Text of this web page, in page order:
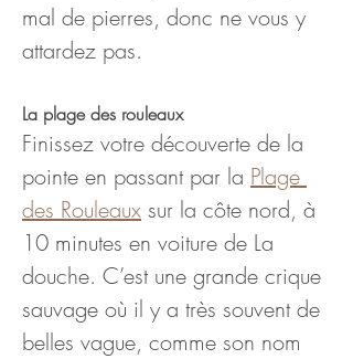
mal de pierres, donc ne vous y
attardez pas.
La plage des rouleaux
Finissez votre découverte de la
pointe en passant par la Plage
des Rouleaux sur la côte nord, à
10 minutes en voiture de La
douche. C’est une grande crique
sauvage où il y a très souvent de
belles vague, comme son nom